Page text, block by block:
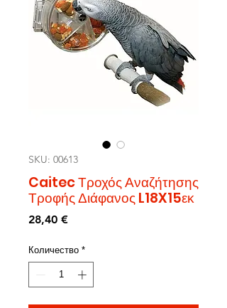
SKU: 00613
Caitec Τροχός Αναζήτησης
Τροφής Διάφανος L18X15εκ
28,40 €Цена
Количество *